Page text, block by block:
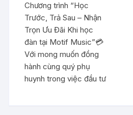
Chương trình “Học
Trước, Trả Sau – Nhận
Trọn Ưu Đãi Khi học
đàn tại Motif Music”💳
Với mong muốn đồng
hành cùng quý phụ
huynh trong việc đầu tư